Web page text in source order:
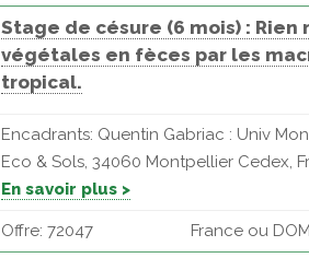
Stage de césure (6 mois) :
végétales en fèces par les
tropical.
Encadrants: Quentin Gabriac : Univ
Eco & Sols, 34060 Montpellier Cedex,
En savoir plus >
Offre: 72047 France ou